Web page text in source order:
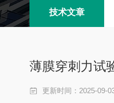
技术文章
薄膜穿刺力试
更新时间：2025-09-